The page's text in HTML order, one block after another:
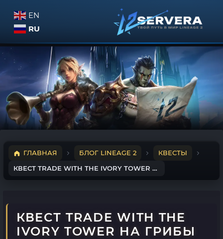
EN
RU
ГЛАВНАЯ БЛОГ LINEAGE 2
КВЕСТЫ
КВЕСТ TRADE WITH THE IVORY TOWER НА ГРИБЫ
КВЕСТ TRADE WITH THE
IVORY TOWER НА ГРИБЫ